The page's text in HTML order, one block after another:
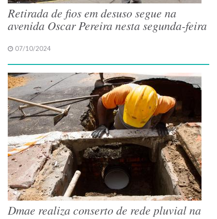
Retirada de fios em desuso segue na
avenida Oscar Pereira nesta segunda-feira
07/10/2024
Dmae realiza conserto de rede pluvial na